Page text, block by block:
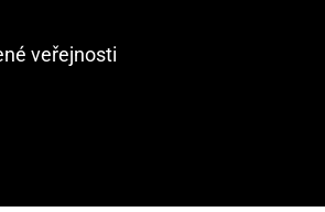
veřejnosti